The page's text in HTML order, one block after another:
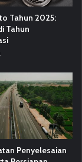
Tahun 2025:
Tahun
Penyelesaian